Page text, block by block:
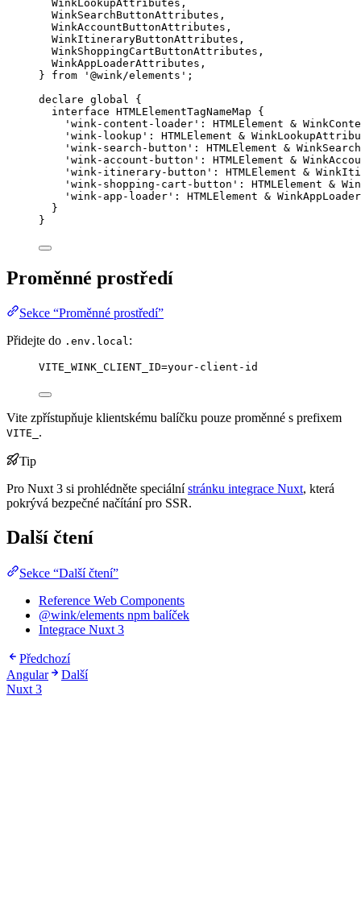
WinkLookupAttributes,
WinkSearchButtonAttributes,
WinkAccountButtonAttributes,
WinkItineraryButtonAttributes,
WinkShoppingCartButtonAttributes,
WinkAppLoaderAttributes,
} from ' @wink/elements ' ;
declare global {
interface HTMLElementTagNameMap {
' wink-content-loader ' : HTMLElement &
' wink-lookup ' : HTMLElement &
' wink-search-button ' : HTMLElement &
' wink-account-button ' : HTMLElement &
' wink-itinerary-button ' : HTMLElement &
' wink-shopping-cart-button ' : HTMLElement &
' wink-app-loader ' : HTMLElement &
}
}
Proměnné prostředí
Sekce “Proměnné prostředí”
Přidejte do .env.local:
VITE_WINK_CLIENT_ID=your-client-id
Vite zpřístupňuje klientskému balíčku pouze proměnné s prefixem
VITE_ .
Tip
Pro Nuxt 3 si prohlédněte speciálnístránku integrace Nuxt, která
pokrývá bezpečné načítání pro SSR.
Další čtení
Sekce “Další čtení”
Reference Web Components
@wink/elements npm balíček
Integrace Nuxt 3
Předchozí
Angular
Další
Nuxt 3